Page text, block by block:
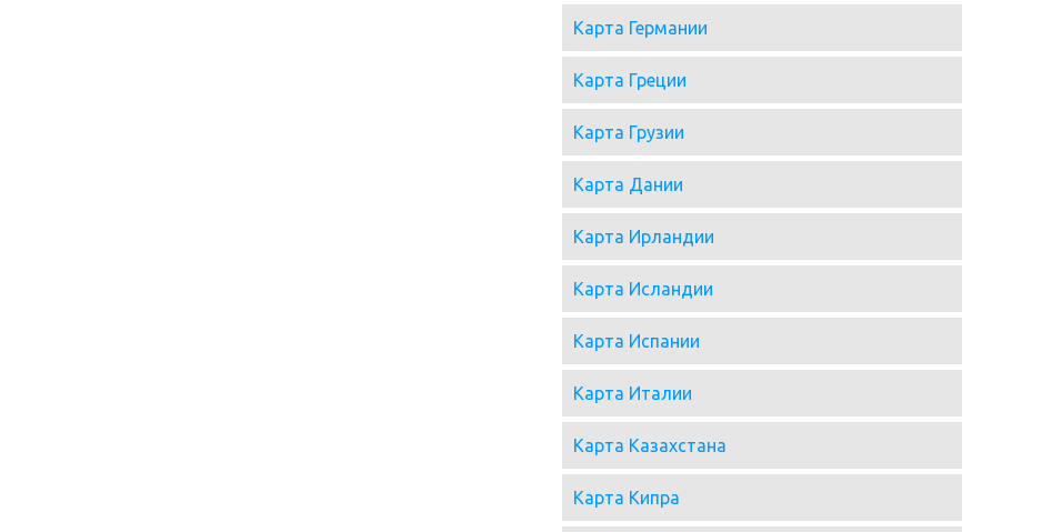
Карта Германии
Карта Греции
Карта Грузии
Карта Дании
Карта Ирландии
Карта Исландии
Карта Испании
Карта Италии
Карта Казахстана
Карта Кипра